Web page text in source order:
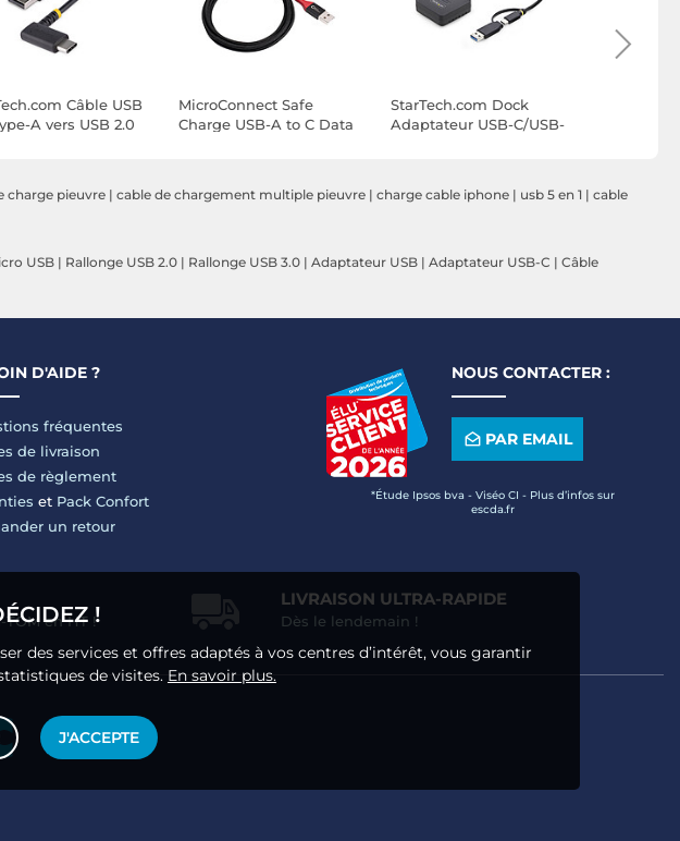
!
des services et offres adaptés à vos centres d’intérêt, vous garantir
de visites. En savoir plus.
J'ACCEPTE
Câble USB
A vers USB 2.0
MicroConnect Safe
Charge USB-A to C Data
StarTech.com Dock
Adaptateur USB-C/USB-
charge pieuvre | cable de chargement multiple pieuvre | charge cable iphone | usb 5 en 1 | cable
USB | Rallonge USB 2.0 | Rallonge USB 3.0 | Adaptateur USB | Adaptateur USB-C | Câble
D'AIDE ?
fréquentes
de livraison
de règlement
et Pack Confort
un retour
NOUS CONTACTER :
PAR EMAIL
*Étude Ipsos bva - Viséo CI - Plus d’infos sur
escda.fr
en HT !
LIVRAISON ULTRA-RAPIDE
Dès le lendemain !